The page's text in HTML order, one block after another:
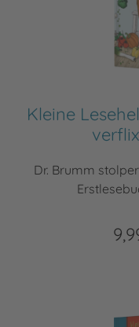
Kleine
Dr. Brumm